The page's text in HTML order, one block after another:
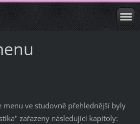
menu ve studovně přehlednější byly
zařazeny následující kapitoly: